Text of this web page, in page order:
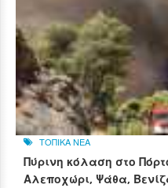
ΤΟΠΙΚΑ ΝΕΑ
Πύρινη κόλαση στο
Αλεποχώρι, Ψάθα,